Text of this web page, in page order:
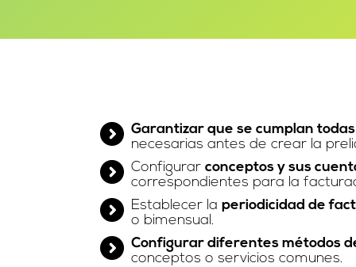
Garantizar que se cumplan
necesarias antes de crear la
Configurar conceptos y sus
correspondientes para la
Establecer la periodicidad de
o bimensual.
Configurar diferentes métodos
conceptos o servicios comunes.